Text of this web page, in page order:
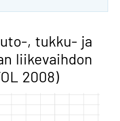
, tukku- ja
liikevaihdon
2008)